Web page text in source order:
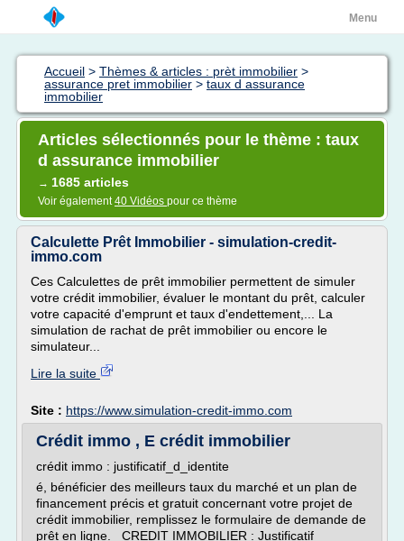
Menu
Accueil > Thèmes & articles : prèt immobilier >
assurance pret immobilier > taux d assurance
immobilier
Articles sélectionnés pour le thème : taux
d assurance immobilier
→ 1685 articles
Voir également40 Vidéos pour ce thème
Calculette Prêt Immobilier - simulation-credit-
immo.com
Ces Calculettes de prêt immobilier permettent de simuler
votre crédit immobilier, évaluer le montant du prêt, calculer
votre capacité d'emprunt et taux d'endettement,... La
simulation de rachat de prêt immobilier ou encore le
simulateur...
Lire la suite
Site : https://www.simulation-credit-immo.com
Crédit immo , E crédit immobilier
crédit immo : justificatif_d_identite
é, bénéficier des meilleurs taux du marché et un plan de
financement précis et gratuit concernant votre projet de
crédit immobilier, remplissez le formulaire de demande de
prêt en ligne. CREDIT IMMOBILIER : Justificatif